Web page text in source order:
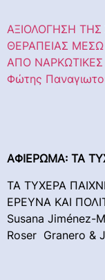
ΑΞΙΟΛΟΓΗΣΗ
ΘΕΡΑΠΕΙΑΣ
ΑΠΟ
Φώτης
ΑΦΙΕΡΩΜΑ: ΤΑ
ΤΑ ΤΥΧΕΡΑ
ΕΡΕΥΝΑ ΚΑΙ
Susana Jiménez-
Roser Granero &